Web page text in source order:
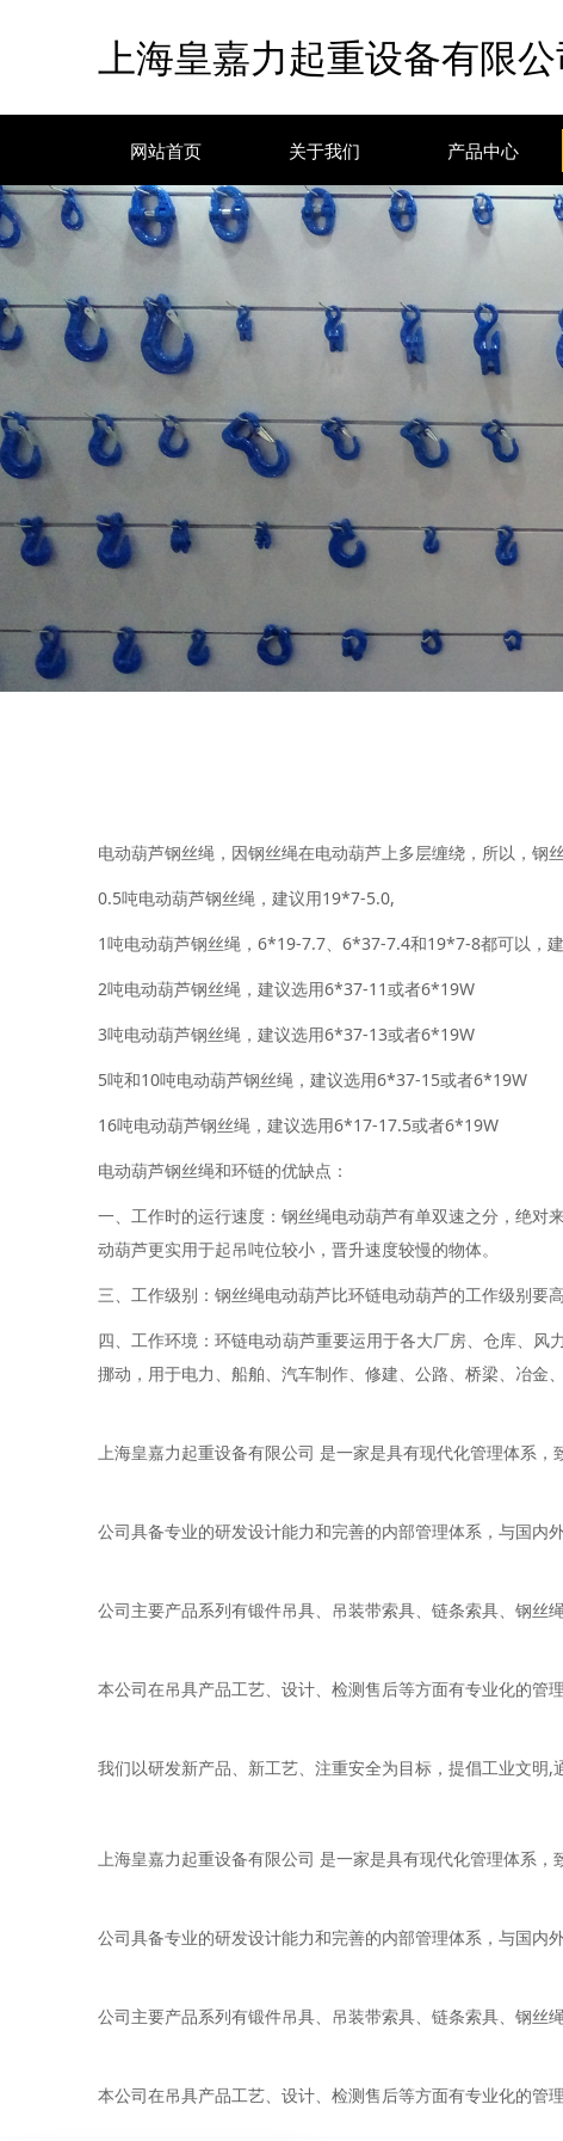
上海皇嘉力起重设备有限公
网站首页 关于我们 产品中心
电动葫芦钢丝绳，因钢丝绳在电动葫芦上多层缠绕，所以，钢
0.5吨电动葫芦钢丝绳，建议用19*7-5.0,
1吨电动葫芦钢丝绳，6*19-7.7、6*37-7.4和19*7-8都可以，
2吨电动葫芦钢丝绳，建议选用6*37-11或者6*19W
3吨电动葫芦钢丝绳，建议选用6*37-13或者6*19W
5吨和10吨电动葫芦钢丝绳，建议选用6*37-15或者6*19W
16吨电动葫芦钢丝绳，建议选用6*17-17.5或者6*19W
电动葫芦钢丝绳和环链的优缺点：
一、工作时的运行速度：钢丝绳电动葫芦有单双速之分，绝
动葫芦更实用于起吊吨位较小，晋升速度较慢的物体。
三、工作级别：钢丝绳电动葫芦比环链电动葫芦的工作级别要高
四、工作环境：环链电动葫芦重要运用于各大厂房、仓库、
挪动，用于电力、船舶、汽车制作、修建、公路、桥梁、冶金
上海皇嘉力起重设备有限公司 是一家是具有现代化管理体系，
公司具备专业的研发设计能力和完善的内部管理体系，与国内
公司主要产品系列有锻件吊具、吊装带索具、链条索具、钢丝
本公司在吊具产品工艺、设计、检测售后等方面有专业化的管
我们以研发新产品、新工艺、注重安全为目标，提倡工业文明
上海皇嘉力起重设备有限公司 是一家是具有现代化管理体系，
公司具备专业的研发设计能力和完善的内部管理体系，与国内
公司主要产品系列有锻件吊具、吊装带索具、链条索具、钢丝
本公司在吊具产品工艺、设计、检测售后等方面有专业化的管